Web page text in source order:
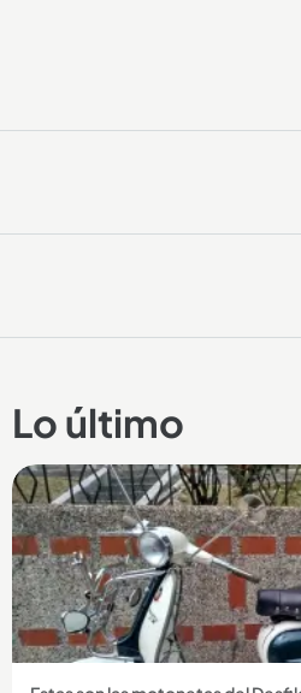
Lo último